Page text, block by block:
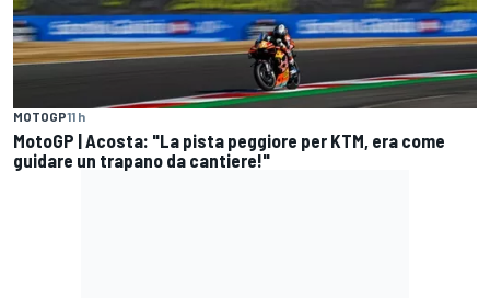
MOTOGP11 h
MotoGP | Acosta: "La pista peggiore per KTM, era come
guidare un trapano da cantiere!"